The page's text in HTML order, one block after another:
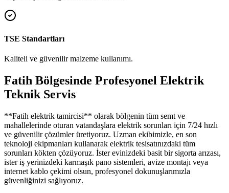
TSE Standartları
Kaliteli ve güvenilir malzeme kullanımı.
Fatih Bölgesinde Profesyonel Elektrik
Teknik Servis
**Fatih elektrik tamircisi** olarak bölgenin tüm semt ve
mahallelerinde oturan vatandaşlara elektrik sorunları için 7/24 hızlı
ve güvenilir çözümler üretiyoruz. Uzman ekibimizle, en son
teknoloji ekipmanları kullanarak elektrik tesisatınızdaki tüm
sorunları kökten çözüyoruz. İster evinizdeki basit bir sigorta arızası,
ister iş yerinizdeki karmaşık pano sistemleri, avize montajı veya
internet kablo çekimi olsun, profesyonel dokunuşlarımızla
güvenliğinizi sağlıyoruz.